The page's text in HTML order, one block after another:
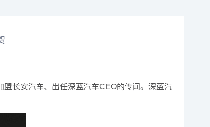
长安汽车、出任深蓝汽车CEO的传闻。深蓝汽